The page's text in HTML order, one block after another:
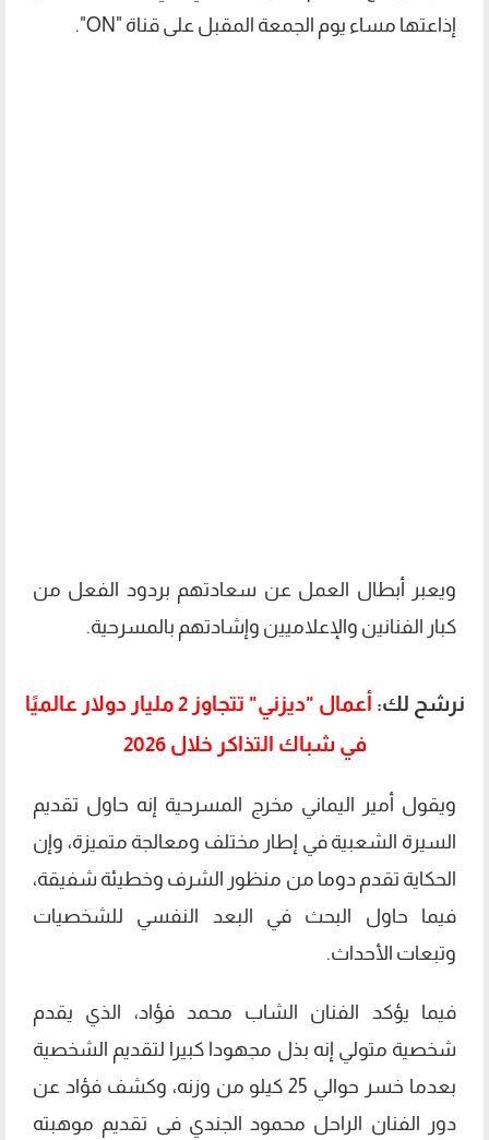
إذاعتها مساء يوم الجمعة المقبل على قناة "ON".
ويعبر أبطال العمل عن سعادتهم بردود الفعل من
كبار الفنانين والإعلاميين وإشادتهم بالمسرحية.
نرشح لك:
أعمال "ديزني" تتجاوز 2 مليار دولار عالميًا
في شباك التذاكر خلال 2026
ويقول أمير اليماني مخرج المسرحية إنه حاول تقديم
السيرة الشعبية في إطار مختلف ومعالجة متميزة، وإن
الحكاية تقدم دوما من منظور الشرف وخطيئة شفيقة،
فيما حاول البحث في البعد النفسي للشخصيات
وتبعات الأحداث.
فيما يؤكد الفنان الشاب محمد فؤاد، الذي يقدم
شخصية متولي إنه بذل مجهودا كبيرا لتقديم الشخصية
بعدما خسر حوالي 25 كيلو من وزنه، وكشف فؤاد عن
دور الفنان الراحل محمود الجندي فى تقديم موهبته